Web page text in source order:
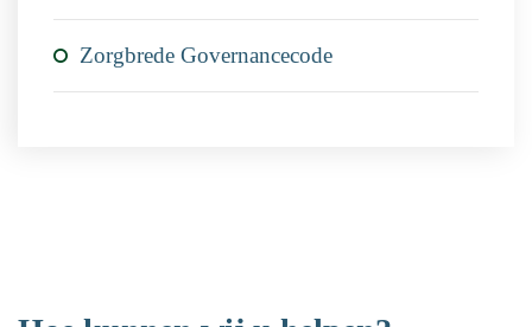
Zorgbrede Governancecode